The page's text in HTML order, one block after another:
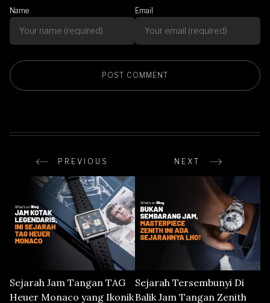
Name Email
PREVIOUS NEXT
Sejarah Jam Tangan TAG
Heuer Monaco yang Ikonik
Sejarah Tersembunyi Di
Balik Jam Tangan Zenith